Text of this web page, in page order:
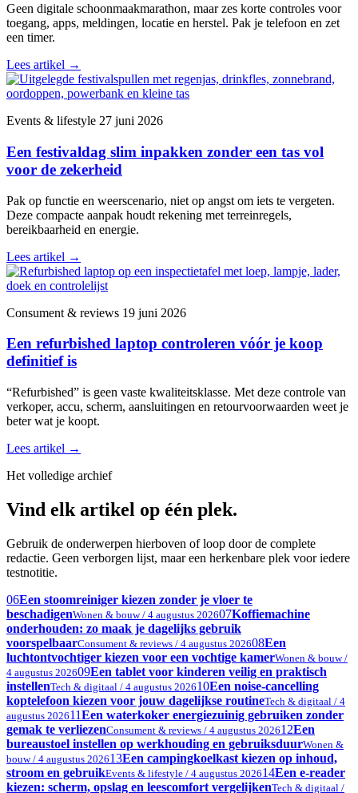
Geen digitale schoonmaakmarathon, maar zes korte controles voor
toegang, apps, meldingen, locatie en herstel. Pak je telefoon en zet
een timer.
Lees artikel →
Events & lifestyle 27 juni 2026
Een festivaldag slim inpakken zonder een tas vol
voor de zekerheid
Pak op functie en weerscenario, niet op angst om iets te vergeten.
Deze compacte aanpak houdt rekening met terreinregels,
bereikbaarheid en energie.
Lees artikel →
Consument & reviews 19 juni 2026
Een refurbished laptop controleren vóór je koop
definitief is
“Refurbished” is geen vaste kwaliteitsklasse. Met deze controle van
verkoper, accu, scherm, aansluitingen en retourvoorwaarden weet je
beter wat je koopt.
Lees artikel →
Het volledige archief
Vind elk artikel op één plek.
Gebruik de onderwerpen hierboven of loop door de complete
redactie. Geen verborgen lijst, maar een herkenbare plek voor iedere
testnotitie.
06Een stoomreiniger kiezen zonder je vloer te
beschadigenWonen & bouw / 4 augustus 202607Koffiemachine
onderhouden: zo maak je dagelijks gebruik
voorspelbaarConsument & reviews / 4 augustus 202608Een
luchtontvochtiger kiezen voor een vochtige kamerWonen & bouw /
4 augustus 202609Een tablet voor kinderen veilig en praktisch
instellenTech & digitaal / 4 augustus 202610Een noise-cancelling
koptelefoon kiezen voor jouw dagelijkse routineTech & digitaal / 4
augustus 202611Een waterkoker energiezuinig gebruiken zonder
gemak te verliezenConsument & reviews / 4 augustus 202612Een
bureaustoel instellen op werkhouding en gebruiksduurWonen &
bouw / 4 augustus 202613Een campingkoelkast kiezen op inhoud,
stroom en gebruikEvents & lifestyle / 4 augustus 202614Een e-reader
kiezen: scherm, opslag en leescomfort vergelijkenTech & digitaal /